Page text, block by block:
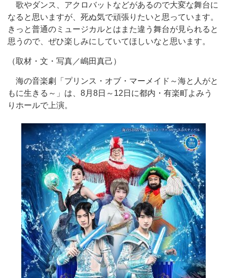
歌やダンス、アクロバットなどがあるので大変な舞台に
なると思いますが、死ぬ気で頑張りたいと思っています。
きっと普通のミュージカルとはまた違う舞台が見られると
思うので、ぜひ楽しみにしていてほしいなと思います。
（取材・文・写真／嶋田真己）
海の音楽劇「プリンス・オブ・マーメイド～海と人がと
もに生きる～」は、8月8日～12日に都内・有楽町よみう
りホールで上演。